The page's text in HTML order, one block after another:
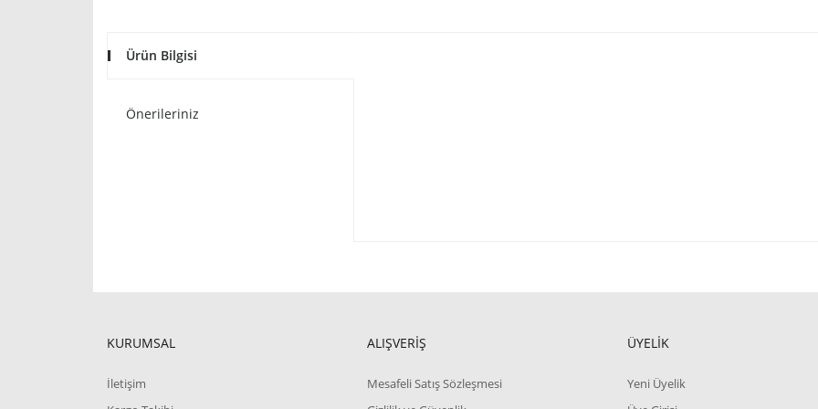
Ürün Bilgisi
Önerileriniz
KURUMSAL
İletişim
ALIŞVERİŞ
Mesafeli Satış Sözleşmesi
ÜYELİK
Yeni Üyelik